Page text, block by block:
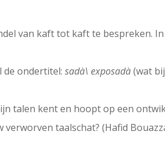
van kaft tot kaft te bespreken.
de ondertitel:sadà\ exposadà(wat
talen kent en hoopt op een
taalschat? (Hafid